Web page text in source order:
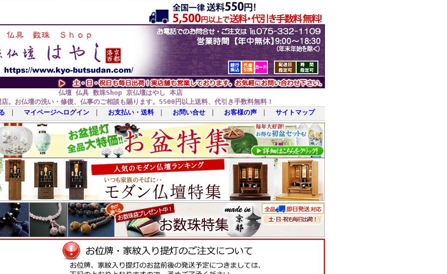
仏壇 仏具 数珠Shop 京仏壇はやし 本店
。お仏壇の洗い・修復、仏事のご相談も賜ります。5500円以上送料、代引き手数料無料！
｜ マイページへログイン｜ お支払い・送料｜ お問い合せ｜ お客様の声｜ サイトマップ